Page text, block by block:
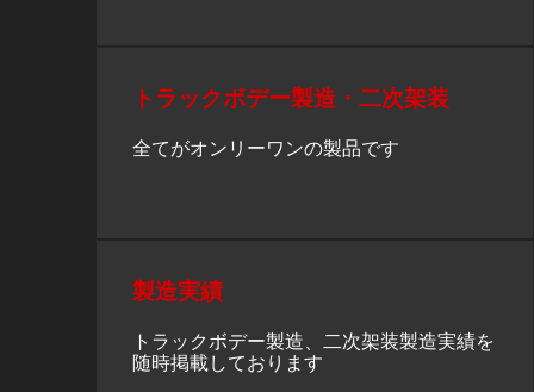
トラックボデー製造・二次架装
全てがオンリーワンの製品です
製造実績
トラックボデー製造、二次架装製造実績を
随時掲載しております